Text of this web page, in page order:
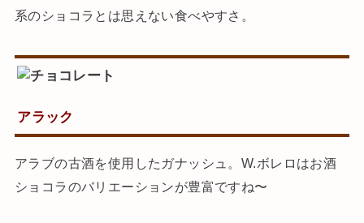
系のショコラとは思えない食べやすさ。
アラック
アラブの古酒を使用したガナッシュ。W.ボレロはお酒
ショコラのバリエーションが豊富ですね〜